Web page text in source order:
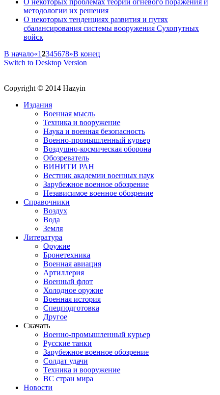
методологии их решения
О некоторых тенденциях развития и путях
сбалансирования системы вооружения Сухопутных
войск
В начало«12345678»В конец
Switch to Desktop Version
Copyright © 2014 Hazyin
Издания
Военная мысль
Техника и вооружение
Наука и военная безопасность
Военно-промышленный курьер
Воздушно-космическая оборона
Обозреватель
ВИНИТИ РАН
Вестник академии военных наук
Зарубежное военное обозрение
Независимое военное обозрение
Справочники
Воздух
Вода
Земля
Литература
Оружие
Бронетехника
Военная авиация
Артиллерия
Военный флот
Холодное оружие
Военная история
Спецподготовка
Другое
Скачать
Военно-промышленный курьер
Русские танки
Зарубежное военное обозрение
Солдат удачи
Техника и вооружение
ВС стран мира
Новости